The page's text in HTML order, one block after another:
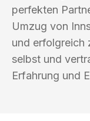
perfekten
Umzug von
und erfolgreich
selbst und
Erfahrung und